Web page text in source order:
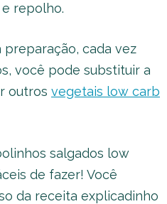
repolho.
preparação, cada vez
você pode substituir a
outros vegetais low carb
salgados low
de fazer! Você
da receita explicadinho